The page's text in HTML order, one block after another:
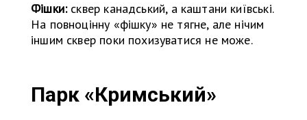
Фішки: сквер канадський, а каштани київські.
На повноцінну «фішку» не тягне, але нічим
іншим сквер поки похизуватися не може.
Парк «Кримський»